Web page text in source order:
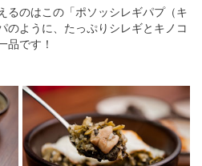
るのはこの「ポソッシレギパプ（キ
のように、たっぷりシレギとキノコ
品です！